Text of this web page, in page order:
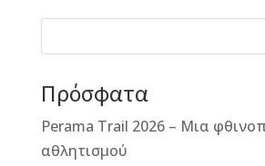
e
o
k
e
e
r
r l te
Πρόσφατα
Perama Trail 2026 – Μια
αθλητισμού